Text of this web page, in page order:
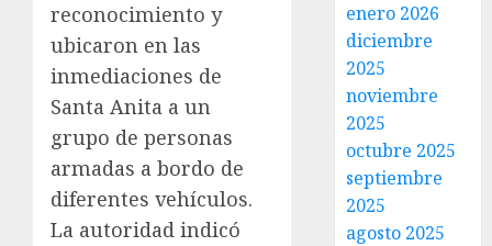
reconocimiento y
ubicaron en las
inmediaciones de
Santa Anita a un
grupo de personas
armadas a bordo de
diferentes vehículos.
La autoridad indicó
enero 2026
diciembre
2025
noviembre
2025
octubre 2025
septiembre
2025
agosto 2025